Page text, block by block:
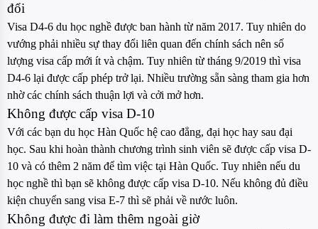
đổi
Visa D4-6 du học nghề được ban hành từ năm 2017. Tuy nhiên do
vướng phải nhiều sự thay đổi liên quan đến chính sách nên số
lượng visa cấp mới ít và chậm. Tuy nhiên từ tháng 9/2019 thì visa
D4-6 lại được cấp phép trở lại. Nhiều trường sẵn sàng tham gia hơn
nhờ các chính sách thuận lợi và cởi mở hơn.
Không được cấp visa D-10
Với các bạn du học Hàn Quốc hệ cao đẳng, đại học hay sau đại
học. Sau khi hoàn thành chương trình sinh viên sẽ được cấp visa D-
10 và có thêm 2 năm để tìm việc tại Hàn Quốc. Tuy nhiên nếu du
học nghề thì bạn sẽ không được cấp visa D-10. Nếu không đủ điều
kiện chuyển sang visa E-7 thì sẽ phải về nước luôn.
Không được đi làm thêm ngoài giờ